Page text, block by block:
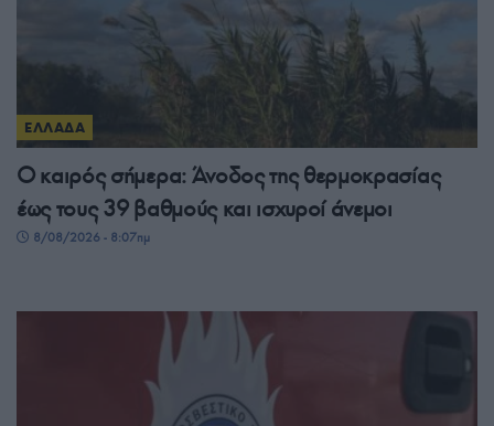
ΕΛΛΑΔΑ
Ο καιρός σήμερα: Άνοδος της θερμοκρασίας
έως τους 39 βαθμούς και ισχυροί άνεμοι
8/08/2026 - 8:07πμ